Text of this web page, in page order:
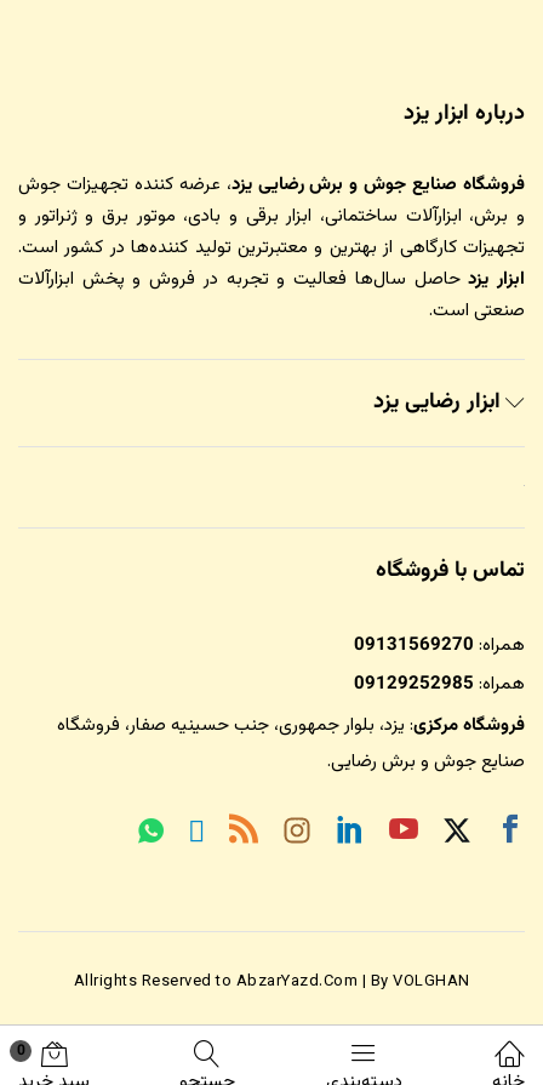
درباره ابزار یزد
فروشگاه صنایع جوش و برش رضایی یزد، عرضه کننده تجهیزات جوش
و برش، ابزارآلات ساختمانی، ابزار برقی و بادی، موتور برق و ژنراتور و
تجهیزات کارگاهی از بهترین و معتبرترین تولید کننده‌ها در کشور است.
ابزار یزدحاصل سال‌ها فعالیت و تجربه در فروش و پخش ابزارآلات
صنعتی است.
ابزار رضایی یزد
تماس با فروشگاه
همراه: 09131569270
همراه: 09129252985
فروشگاه مرکزی: یزد، بلوار جمهوری، جنب حسینیه صفار، فروشگاه
صنایع جوش و برش رضایی.
Allrights Reserved to AbzarYazd.Com | By VOLGHAN
0